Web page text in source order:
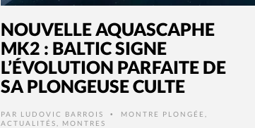
NOUVELLE AQUASCAPHE
MK2 : BALTIC SIGNE
L’ÉVOLUTION PARFAITE DE
SA PLONGEUSE CULTE
PAR LUDOVIC BARROIS • MONTRE PLONGÉE
ACTUALITÉS
MONTRES